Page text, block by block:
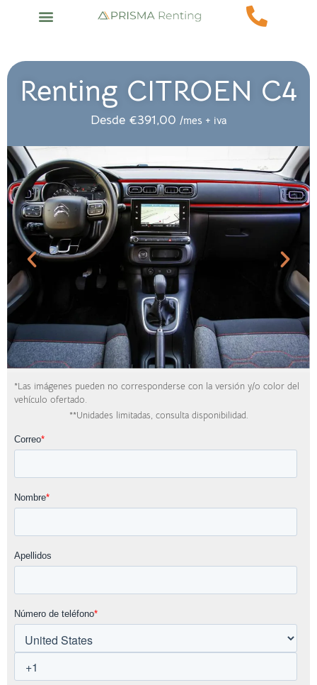
Renting CITROEN C4
Desde €391,00 /mes + iva
*Las imágenes pueden no corresponderse con la versión y/o color del
vehículo ofertado.
**Unidades limitadas, consulta disponibilidad.